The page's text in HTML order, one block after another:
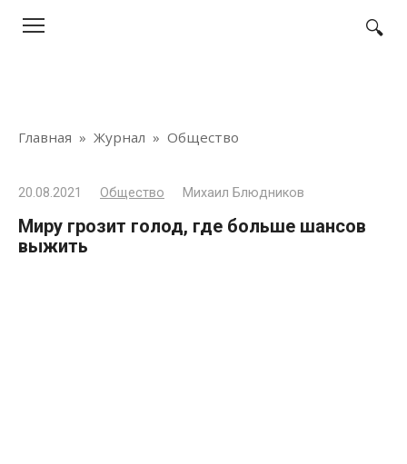
Главная » Журнал » Общество
20.08.2021 Общество Михаил Блюдников
Миру грозит голод, где больше шансов
выжить